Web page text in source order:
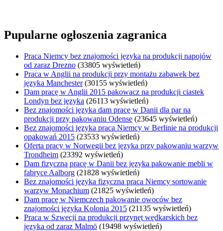
Pupularne ogłoszenia zagranica
Praca Niemcy bez znajomości języka na produkcji napojów
od zaraz Drezno (33805 wyświetleń)
Praca w Anglii na produkcji przy montażu zabawek bez
języka Manchester(30155 wyświetleń)
Dam pracę w Anglii 2015 pakowacz na produkcji ciastek
Londyn bez języka (26113 wyświetleń)
Bez znajomości języka dam pracę w Danii dla par na
produkcji przy pakowaniu Odense (23645 wyświetleń)
Bez znajomości języka praca Niemcy w Berlinie na produkcji
opakowań 2015 (23533 wyświetleń)
Oferta pracy w Norwegii bez języka przy pakowaniu warzyw
Trondheim (23392 wyświetleń)
Dam fizyczną pracę w Danii bez języka pakowanie mebli w
fabryce Aalborg (21828 wyświetleń)
Bez znajomości języka fizyczna praca Niemcy sortowanie
warzyw Monachium (21825 wyświetleń)
Dam pracę w Niemczech pakowanie owoców bez
znajomości języka Kolonia 2015 (21135 wyświetleń)
Praca w Szwecji na produkcji przynęt wędkarskich bez
języka od zaraz Malmö (19498 wyświetleń)